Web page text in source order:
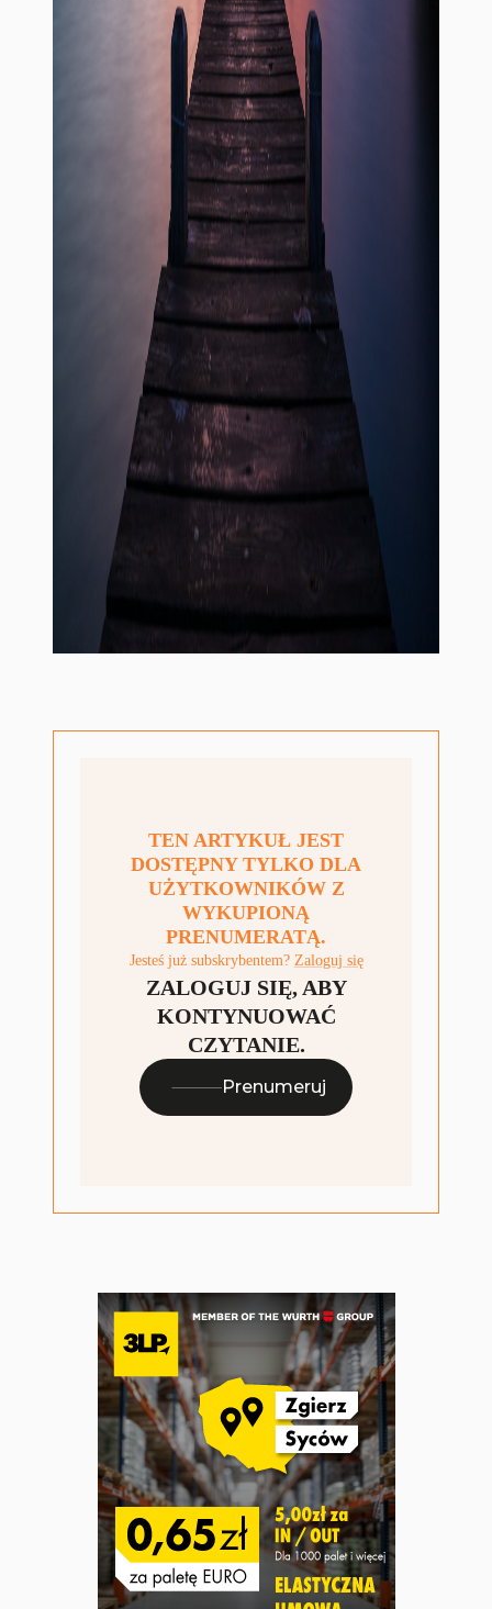
TEN ARTYKUŁ JEST
DOSTĘPNY TYLKO DLA
UŻYTKOWNIKÓW Z
WYKUPIONĄ
PRENUMERATĄ.
Jesteś już subskrybentem? Zaloguj się
ZALOGUJ SIĘ, ABY
KONTYNUOWAĆ
CZYTANIE.
Prenumeruj